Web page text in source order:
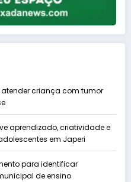
criança com tumor
aprendizado, criatividade e
em Japeri
para identificar
de ensino